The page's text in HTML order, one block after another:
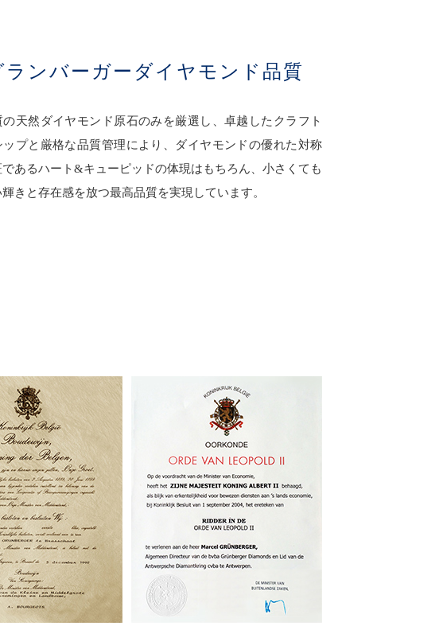
ランバーガーダイヤモンド品質
の天然ダイヤモンド原石のみを厳選し、卓越したクラフト
ップと厳格な品質管理により、ダイヤモンドの優れた対称
あるハート&キューピッドの体現はもちろん、小さくても
きと存在感を放つ最高品質を実現しています。